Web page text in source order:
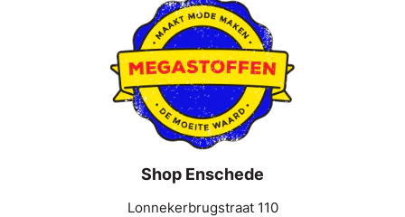
Shop Enschede
Lonnekerbrugstraat 110